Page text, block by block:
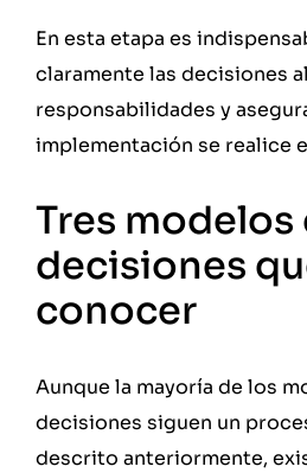
En esta etapa es
claramente las decisiones
responsabilidades y
implementación se realice
Tres modelos
decisiones
conocer
Aunque la mayoría de los
decisiones siguen un
descrito anteriormente,